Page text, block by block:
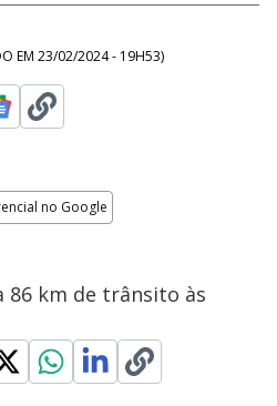
EM 23/02/2024 - 19H53)
no Google
86 km de trânsito às